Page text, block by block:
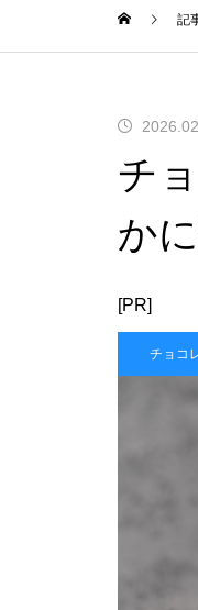
記
チ
か
[PR]
チョコ